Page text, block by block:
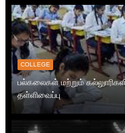
COLLEGE
பல்கலைகள் மற்றும்
தள்ளிவைப்பு